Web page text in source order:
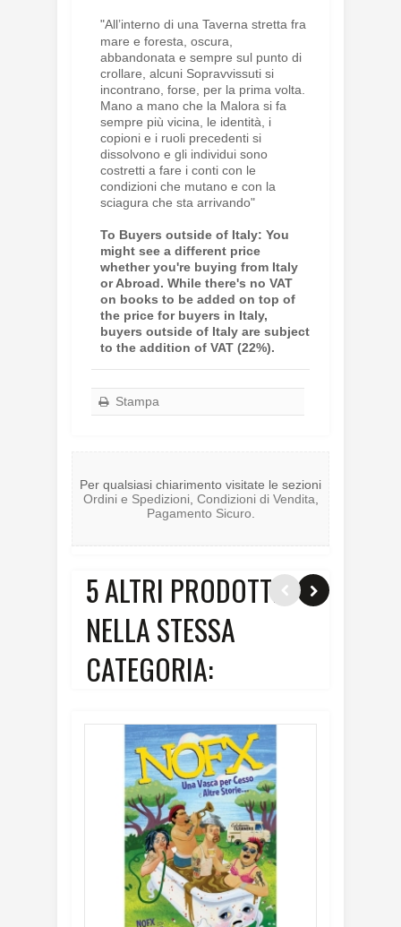
"All’interno di una Taverna stretta fra
mare e foresta, oscura,
abbandonata e sempre sul punto di
crollare, alcuni Sopravvissuti si
incontrano, forse, per la prima volta.
Mano a mano che la Malora si fa
sempre più vicina, le identità, i
copioni e i ruoli precedenti si
dissolvono e gli individui sono
costretti a fare i conti con le
condizioni che mutano e con la
sciagura che sta arrivando"
To Buyers outside of Italy: You
might see a different price
whether you're buying from Italy
or Abroad. While there's no VAT
on books to be added on top of
the price for buyers in Italy,
buyers outside of Italy are subject
to the addition of VAT (22%).
Stampa
Per qualsiasi chiarimento visitate le sezioni
Ordini e Spedizioni Condizioni di Vendita
Pagamento Sicuro
5 ALTRI PRODOTTI
NELLA STESSA
CATEGORIA: